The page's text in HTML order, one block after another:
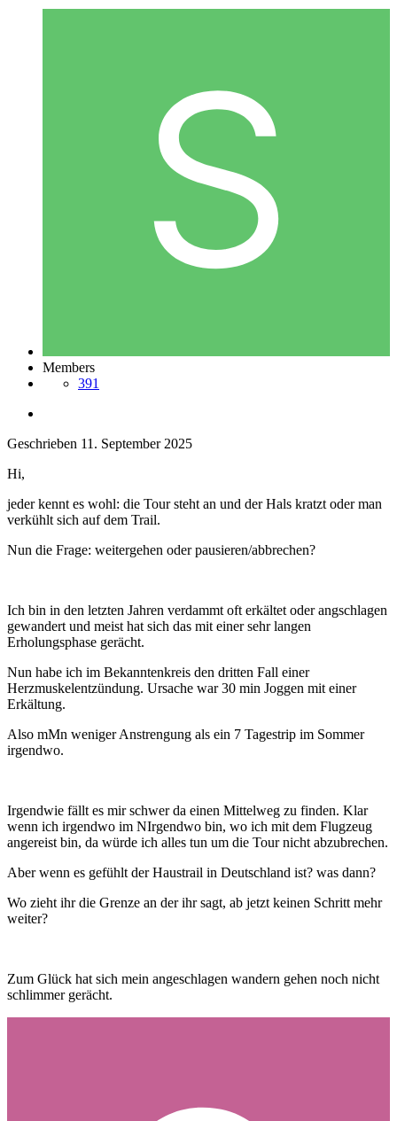
Members
391
Geschrieben 11. September 2025
Hi,
jeder kennt es wohl: die Tour steht an und der Hals kratzt oder man
verkühlt sich auf dem Trail.
Nun die Frage: weitergehen oder pausieren/abbrechen?
Ich bin in den letzten Jahren verdammt oft erkältet oder angschlagen
gewandert und meist hat sich das mit einer sehr langen
Erholungsphase gerächt.
Nun habe ich im Bekanntenkreis den dritten Fall einer
Herzmuskelentzündung. Ursache war 30 min Joggen mit einer
Erkältung.
Also mMn weniger Anstrengung als ein 7 Tagestrip im Sommer
irgendwo.
Irgendwie fällt es mir schwer da einen Mittelweg zu finden. Klar
wenn ich irgendwo im NIrgendwo bin, wo ich mit dem Flugzeug
angereist bin, da würde ich alles tun um die Tour nicht abzubrechen.
Aber wenn es gefühlt der Haustrail in Deutschland ist? was dann?
Wo zieht ihr die Grenze an der ihr sagt, ab jetzt keinen Schritt mehr
weiter?
Zum Glück hat sich mein angeschlagen wandern gehen noch nicht
schlimmer gerächt.